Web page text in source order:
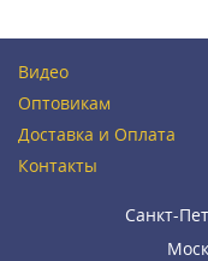
Видео
Оптовикам
Доставка и Оплата
Контакты
Санкт-